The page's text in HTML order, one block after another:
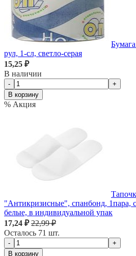
рул, 1-сл, светло-серая
15,25 ₽
В наличии
-
+
В корзину
% Акция
"Антикризисные", спанбонд, 1пара,
белые, в индивидуальной упак
17,24 ₽22,99 ₽
Осталось 71 шт.
-
+
В корзину